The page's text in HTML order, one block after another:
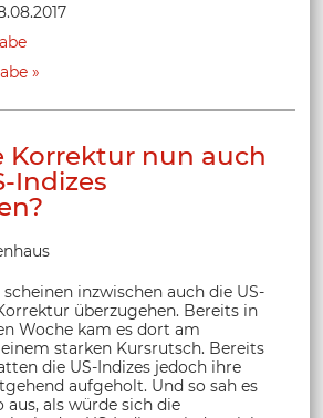
Korrektur nun auch
Indizes
inzwischen auch die US-
überzugehen. Bereits in
Woche kam es dort am
starken Kursrutsch. Bereits
die US-Indizes jedoch ihre
aufgeholt. Und so sah es
als würde sich die